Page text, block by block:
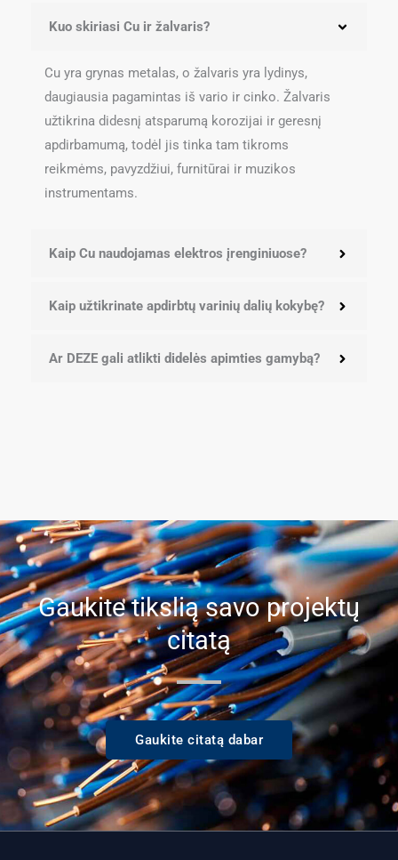
Kuo skiriasi Cu ir žalvaris?
Cu yra grynas metalas, o žalvaris yra lydinys,
daugiausia pagamintas iš vario ir cinko. Žalvaris
užtikrina didesnį atsparumą korozijai ir geresnį
apdirbamumą, todėl jis tinka tam tikroms
reikmėms, pavyzdžiui, furnitūrai ir muzikos
instrumentams.
Kaip Cu naudojamas elektros įrenginiuose?
Kaip užtikrinate apdirbtų varinių dalių kokybę?
Ar DEZE gali atlikti didelės apimties gamybą?
Gaukite tikslią savo projektų
citatą
Gaukite citatą dabar